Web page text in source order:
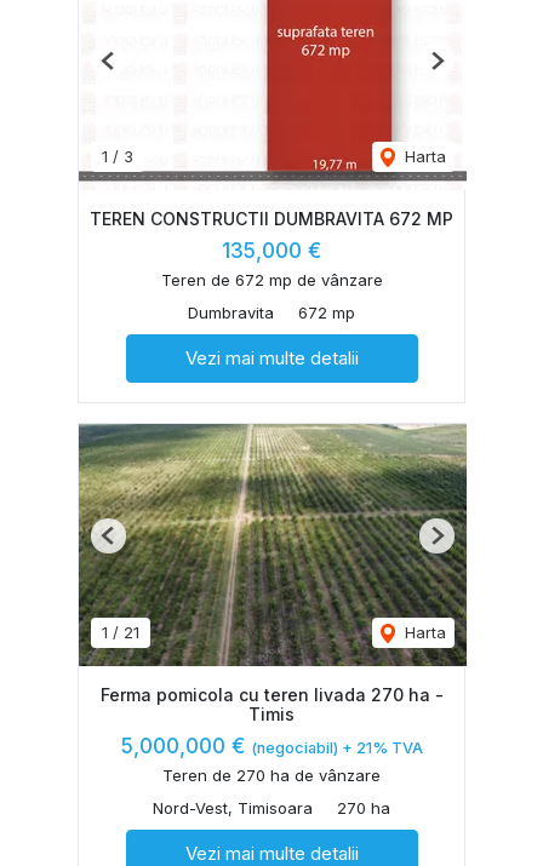
1 / 3 Harta
Previous Next
TEREN CONSTRUCTII DUMBRAVITA 672 MP
135,000 €
Teren de 672 mp de vânzare
Dumbravita
672 mp
Vezi mai multe detalii
1 / 21 Harta
Previous Next
Ferma pomicola cu teren livada 270 ha -
Timis
5,000,000 € (negociabil) + 21% TVA
Teren de 270 ha de vânzare
Nord-Vest, Timisoara
270 ha
Vezi mai multe detalii